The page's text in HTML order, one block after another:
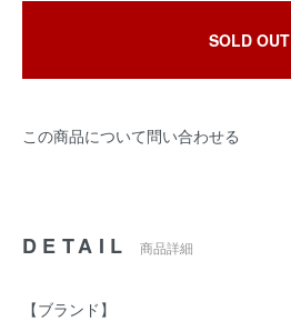
SOLD OUT
この商品について問い合わせる
DETAIL 商品詳細
【ブランド】